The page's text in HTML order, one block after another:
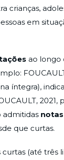
crianças,
em
ao longo
íntegra),
2021,
admitidas
que curtas.
curtas (até três